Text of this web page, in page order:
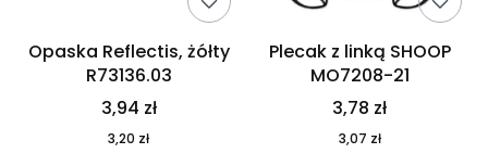
Opaska Reflectis, żółty
R73136.03
3,94 zł
3,20 zł
Plecak z linką SHOOP
MO7208-21
3,78 zł
3,07 zł